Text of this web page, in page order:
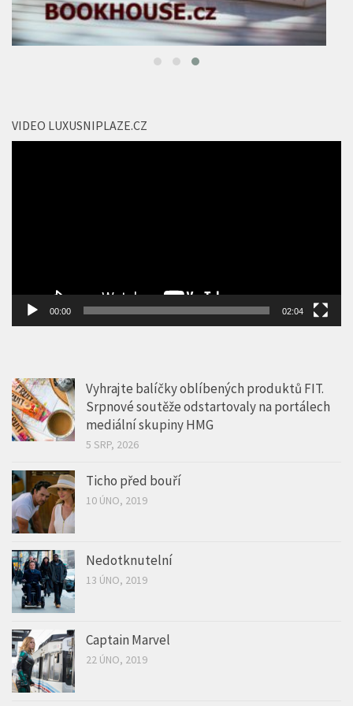
VIDEO LUXUSNIPLAZE.CZ
Vyhrajte balíčky oblíbených produktů FIT.
Srpnové soutěže odstartovaly na portálech
mediální skupiny HMG
5 SRP, 2026
Ticho před bouří
10 ÚNO, 2019
Nedotknutelní
13 ÚNO, 2019
Captain Marvel
22 ÚNO, 2019